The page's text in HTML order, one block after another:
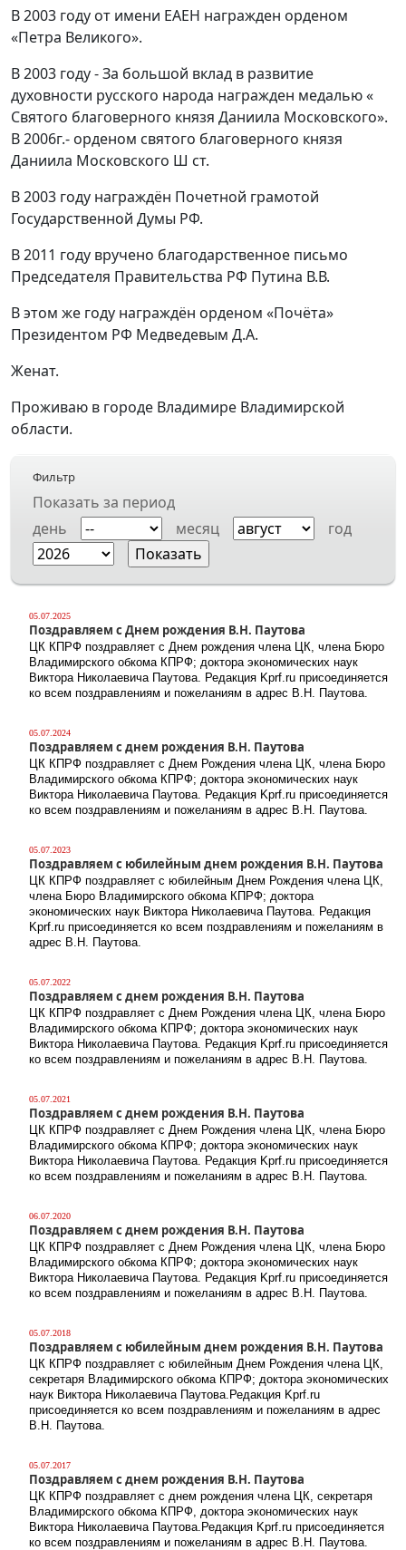
В 2003 году от имени ЕАЕН награжден орденом
«Петра Великого».
В 2003 году - За большой вклад в развитие
духовности русского народа награжден медалью «
Святого благоверного князя Даниила Московского».
В 2006г.- орденом святого благоверного князя
Даниила Московского Ш ст.
В 2003 году награждён Почетной грамотой
Государственной Думы РФ.
В 2011 году вручено благодарственное письмо
Председателя Правительства РФ Путина В.В.
В этом же году награждён орденом «Почёта»
Президентом РФ Медведевым Д.А.
Женат.
Проживаю в городе Владимире Владимирской
области.
Фильтр
Показать за период
день
месяц год
05.07.2025
Поздравляем с Днем рождения В.Н. Паутова
ЦК КПРФ поздравляет с Днем рождения члена ЦК, члена Бюро
Владимирского обкома КПРФ; доктора экономических наук
Виктора Николаевича Паутова. Редакция Kprf.ru присоединяется
ко всем поздравлениям и пожеланиям в адрес В.Н. Паутова.
05.07.2024
Поздравляем с днем рождения В.Н. Паутова
ЦК КПРФ поздравляет с Днем Рождения члена ЦК, члена Бюро
Владимирского обкома КПРФ; доктора экономических наук
Виктора Николаевича Паутова. Редакция Kprf.ru присоединяется
ко всем поздравлениям и пожеланиям в адрес В.Н. Паутова.
05.07.2023
Поздравляем с юбилейным днем рождения В.Н. Паутова
ЦК КПРФ поздравляет с юбилейным Днем Рождения члена ЦК,
члена Бюро Владимирского обкома КПРФ; доктора
экономических наук Виктора Николаевича Паутова. Редакция
Kprf.ru присоединяется ко всем поздравлениям и пожеланиям в
адрес В.Н. Паутова.
05.07.2022
Поздравляем с днем рождения В.Н. Паутова
ЦК КПРФ поздравляет с Днем Рождения члена ЦК, члена Бюро
Владимирского обкома КПРФ; доктора экономических наук
Виктора Николаевича Паутова. Редакция Kprf.ru присоединяется
ко всем поздравлениям и пожеланиям в адрес В.Н. Паутова.
05.07.2021
Поздравляем с днем рождения В.Н. Паутова
ЦК КПРФ поздравляет с Днем Рождения члена ЦК, члена Бюро
Владимирского обкома КПРФ; доктора экономических наук
Виктора Николаевича Паутова. Редакция Kprf.ru присоединяется
ко всем поздравлениям и пожеланиям в адрес В.Н. Паутова.
06.07.2020
Поздравляем с днем рождения В.Н. Паутова
ЦК КПРФ поздравляет с Днем Рождения члена ЦК, члена Бюро
Владимирского обкома КПРФ; доктора экономических наук
Виктора Николаевича Паутова. Редакция Kprf.ru присоединяется
ко всем поздравлениям и пожеланиям в адрес В.Н. Паутова.
05.07.2018
Поздравляем с юбилейным днем рождения В.Н. Паутова
ЦК КПРФ поздравляет с юбилейным Днем Рождения члена ЦК,
секретаря Владимирского обкома КПРФ; доктора экономических
наук Виктора Николаевича Паутова.Редакция Kprf.ru
присоединяется ко всем поздравлениям и пожеланиям в адрес
В.Н. Паутова.
05.07.2017
Поздравляем с днем рождения В.Н. Паутова
ЦК КПРФ поздравляет с днем рождения члена ЦК, секретаря
Владимирского обкома КПРФ, доктора экономических наук
Виктора Николаевича Паутова.Редакция Kprf.ru присоединяется
ко всем поздравлениям и пожеланиям в адрес В.Н. Паутова.